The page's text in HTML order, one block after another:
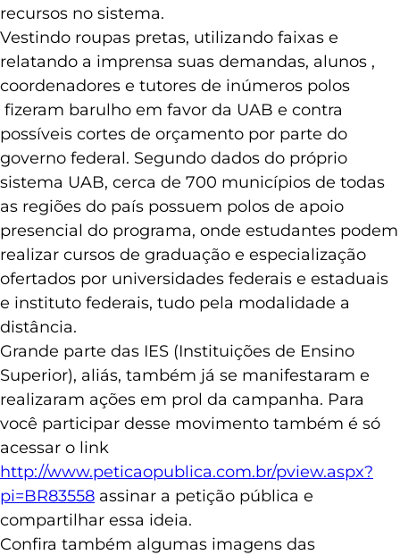
recursos no sistema.
Vestindo roupas pretas, utilizando faixas e
relatando a imprensa suas demandas, alunos ,
coordenadores e tutores de inúmeros polos
fizeram barulho em favor da UAB e contra
possíveis cortes de orçamento por parte do
governo federal. Segundo dados do próprio
sistema UAB, cerca de 700 municípios de todas
as regiões do país possuem polos de apoio
presencial do programa, onde estudantes podem
realizar cursos de graduação e especialização
ofertados por universidades federais e estaduais
e instituto federais, tudo pela modalidade a
distância.
Grande parte das IES (Instituições de Ensino
Superior), aliás, também já se manifestaram e
realizaram ações em prol da campanha. Para
você participar desse movimento também é só
acessar o link
http://www.peticaopublica.com.br/pview.aspx?
pi=BR83558 assinar a petição pública e
compartilhar essa ideia.
Confira também algumas imagens das